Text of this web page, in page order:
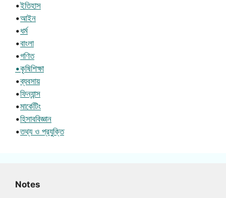
•ইতিহাস
•আইন
•ধর্ম
•বাংলা
•গণিত
•কৃষিশিক্ষা
•ব্যবসায়
•ফিন্যান্স
•মার্কেটিং
•হিসাববিজ্ঞান
•তথ্য ও প্রযুক্তি
Notes